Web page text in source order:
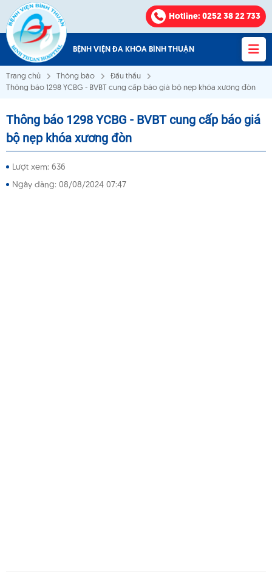
Hotline: 0252 38 22 733
BỆNH VIỆN ĐA KHOA BÌNH THUẬN
Bệnh viện Đa khoa Bình Thuận
Trang chủ Thông báo
Đấu thầu
Thông báo 1298 YCBG - BVBT cung cấp báo giá bộ nẹp khóa xương đòn
Thông báo 1298 YCBG - BVBT cung cấp báo giá
bộ nẹp khóa xương đòn
Lượt xem: 636
Ngày đăng: 08/08/2024 07:47